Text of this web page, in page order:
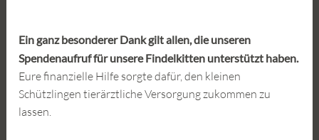
Ein ganz besonderer Dank gilt allen, die unseren
Spendenaufruf für unsere Findelkitten unterstützt haben.
Eure finanzielle Hilfe sorgte dafür, den kleinen
Schützlingen tierärztliche Versorgung zukommen zu
lassen.